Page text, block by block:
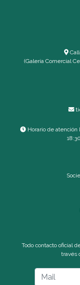
(Galería Comercial
Horario de atención
Todo contacto oficial
través